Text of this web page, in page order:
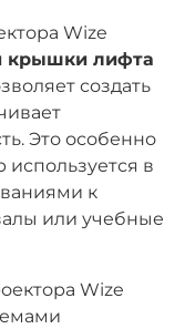
Wize
крышки лифта
создать
Это особенно
используется в
к
или учебные
Wize